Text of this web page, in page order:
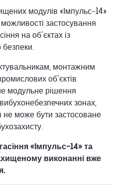
модулів «Імпульс-14»
застосування
на об’єктах із
монтажним
об’єктів
модульне рішення
зонах,
може бути застосоване
«Імпульс-14» та
виконанні вже